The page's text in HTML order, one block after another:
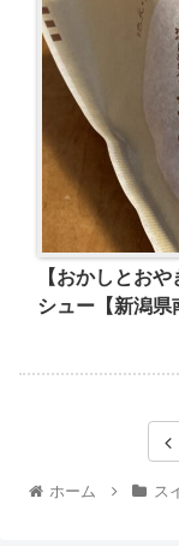
【おかしとお
シュー【新潟県
ホーム ス